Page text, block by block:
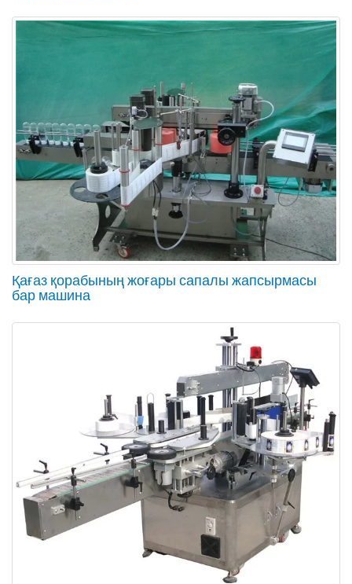
Қағаз қорабының жоғары сапалы жапсырмасы
бар машина